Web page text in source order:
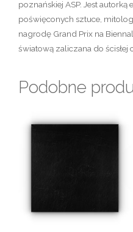
poznańskiej ASP. Jest
poświęconych sztuce,
nagrodę Grand Prix na
światową zaliczana do ścisłej
Podobne